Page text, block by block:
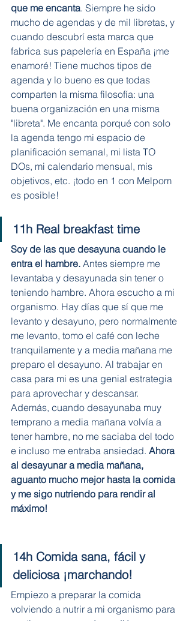
que me encanta. Siempre he sido
mucho de agendas y de mil libretas, y
cuando descubrí esta marca que
fabrica sus papelería en España ¡me
enamoré! Tiene muchos tipos de
agenda y lo bueno es que todas
comparten la misma filosofía: una
buena organización en una misma
"libreta". Me encanta porqué con solo
la agenda tengo mi espacio de
planificación semanal, mi lista TO
DOs, mi calendario mensual, mis
objetivos, etc. ¡todo en 1 con Melpom
es posible!
11h Real breakfast time
Soy de las que desayuna cuando le
entra el hambre. Antes siempre me
levantaba y desayunada sin tener o
teniendo hambre. Ahora escucho a mi
organismo. Hay días que sí que me
levanto y desayuno, pero normalmente
me levanto, tomo el café con leche
tranquilamente y a media mañana me
preparo el desayuno. Al trabajar en
casa para mi es una genial estrategia
para aprovechar y descansar.
Además, cuando desayunaba muy
temprano a media mañana volvía a
tener hambre, no me saciaba del todo
e incluso me entraba ansiedad. Ahora
al desayunar a media mañana,
aguanto mucho mejor hasta la comida
y me sigo nutriendo para rendir al
máximo!
14h Comida sana, fácil y
deliciosa ¡marchando!
Empiezo a preparar la comida
volviendo a nutrir a mi organismo para